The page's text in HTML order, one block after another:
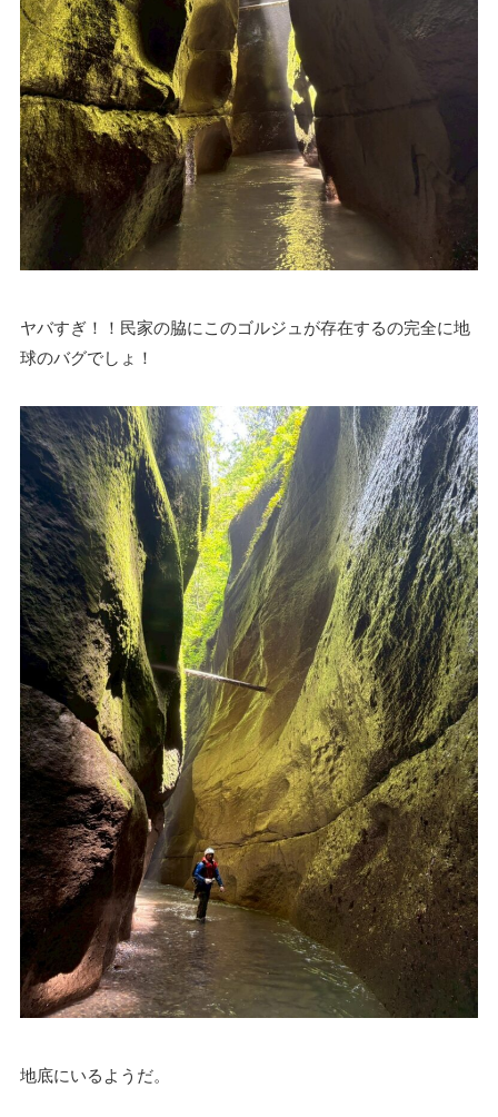
ヤバすぎ！！民家の脇にこのゴルジュが存在するの完全に地
球のバグでしょ！
地底にいるようだ。